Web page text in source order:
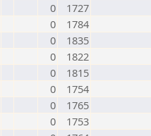
0
1727
0
1784
0
1835
0
1822
0
1815
0
1754
0
1765
0
1753